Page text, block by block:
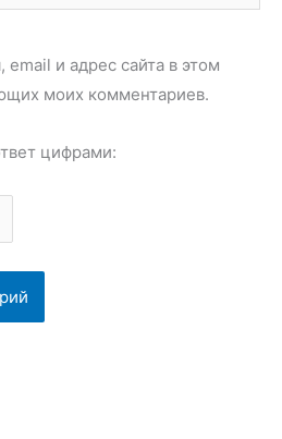
и адрес сайта в этом
моих комментариев.
цифрами: